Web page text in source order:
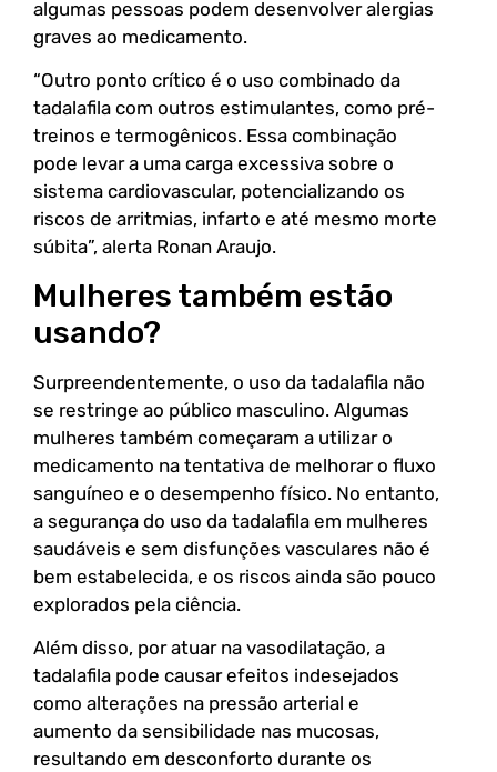
algumas pessoas podem desenvolver alergias
graves ao medicamento.
“Outro ponto crítico é o uso combinado da
tadalafila com outros estimulantes, como pré-
treinos e termogênicos. Essa combinação
pode levar a uma carga excessiva sobre o
sistema cardiovascular, potencializando os
riscos de arritmias, infarto e até mesmo morte
súbita”, alerta Ronan Araujo.
Mulheres também estão
usando?
Surpreendentemente, o uso da tadalafila não
se restringe ao público masculino. Algumas
mulheres também começaram a utilizar o
medicamento na tentativa de melhorar o fluxo
sanguíneo e o desempenho físico. No entanto,
a segurança do uso da tadalafila em mulheres
saudáveis e sem disfunções vasculares não é
bem estabelecida, e os riscos ainda são pouco
explorados pela ciência.
Além disso, por atuar na vasodilatação, a
tadalafila pode causar efeitos indesejados
como alterações na pressão arterial e
aumento da sensibilidade nas mucosas,
resultando em desconforto durante os